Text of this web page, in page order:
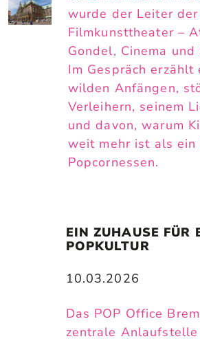
wurde der Leiter
Filmkunsttheater –
Gondel, Cinema und
Im Gespräch erzählt
wilden Anfängen,
Verleihern, seinem
und davon, warum
weit mehr ist als ein
Popcornessen.
EIN ZUHAUSE FÜR
POPKULTUR
10.03.2026
Das POP Office
zentrale